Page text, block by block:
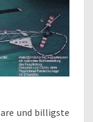
und billigste